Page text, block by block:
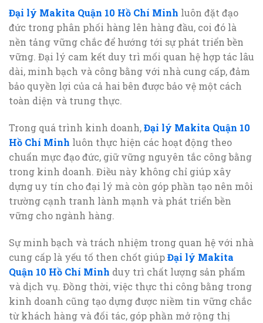
Đại lý Makita Quận 10 Hồ Chí Minh luôn đặt đạo
đức trong phân phối hàng lên hàng đầu, coi đó là
nền tảng vững chắc để hướng tới sự phát triển bền
vững. Đại lý cam kết duy trì mối quan hệ hợp tác lâu
dài, minh bạch và công bằng với nhà cung cấp, đảm
bảo quyền lợi của cả hai bên được bảo vệ một cách
toàn diện và trung thực.
Trong quá trình kinh doanh,Đại lý Makita Quận 10
Hồ Chí Minh luôn thực hiện các hoạt động theo
chuẩn mực đạo đức, giữ vững nguyên tắc công bằng
trong kinh doanh. Điều này không chỉ giúp xây
dựng uy tín cho đại lý mà còn góp phần tạo nên môi
trường cạnh tranh lành mạnh và phát triển bền
vững cho ngành hàng.
Sự minh bạch và trách nhiệm trong quan hệ với nhà
cung cấp là yếu tố then chốt giúpĐại lý Makita
Quận 10 Hồ Chí Minh duy trì chất lượng sản phẩm
và dịch vụ. Đồng thời, việc thực thi công bằng trong
kinh doanh cũng tạo dựng được niềm tin vững chắc
từ khách hàng và đối tác, góp phần mở rộng thị